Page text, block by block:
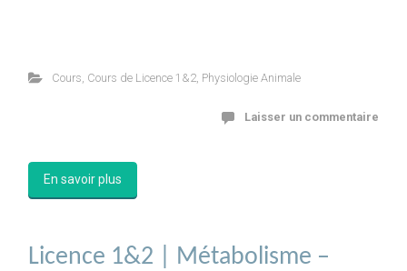
Cours Cours de Licence 1&2, Physiologie Animale
Laisser un commentaire
En savoir plus
Licence 1&2 | Métabolisme –